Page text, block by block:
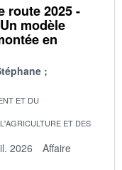
route 2025 -
modèle
en
ET DU
ET DES
2026
Affaire